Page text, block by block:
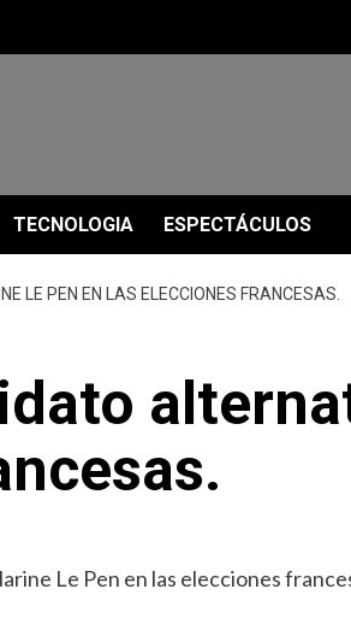
TECNOLOGIA ESPECTÁCULOS
LE PEN EN LAS ELECCIONES FRANCESAS.